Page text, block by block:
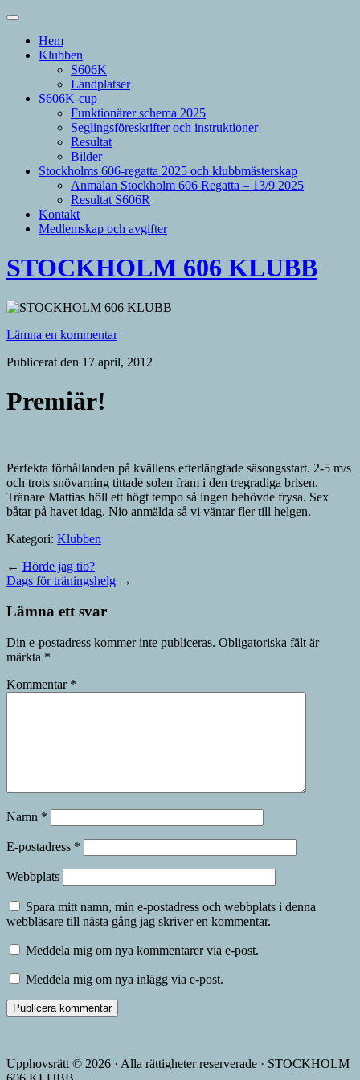
Hem
Klubben
S606K
Landplatser
S606K-cup
Funktionärer schema 2025
Seglingsföreskrifter och instruktioner
Resultat
Bilder
Stockholms 606-regatta 2025 och klubbmästerskap
Anmälan Stockholm 606 Regatta – 13/9 2025
Resultat S606R
Kontakt
Medlemskap och avgifter
STOCKHOLM 606 KLUBB
Lämna en kommentar
Publicerat den 17 april, 2012
Premiär!
Perfekta förhållanden på kvällens efterlängtade säsongsstart. 2-5 m/s
och trots snövarning tittade solen fram i den tregradiga brisen.
Tränare Mattias höll ett högt tempo så ingen behövde frysa. Sex
båtar på havet idag. Nio anmälda så vi väntar fler till helgen.
Kategori: Klubben
← Hörde jag tio?
Dags för träningshelg →
Lämna ett svar
Din e-postadress kommer inte publiceras. Obligatoriska fält är
märkta *
Kommentar *
Namn *
E-postadress *
Webbplats
Spara mitt namn, min e-postadress och webbplats i denna
webbläsare till nästa gång jag skriver en kommentar.
Meddela mig om nya kommentarer via e-post.
Meddela mig om nya inlägg via e-post.
Upphovsrätt © 2026 · Alla rättigheter reserverade · STOCKHOLM